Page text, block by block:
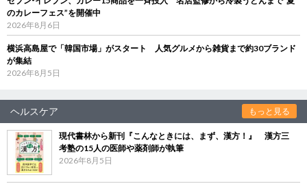
のカレーフェス”を開催中
2026年8月6日
横浜高島屋で「韓国市場」がスタート 人気グルメから雑貨まで約30ブランド
が集結
2026年8月5日
ヘルスケア もっと見る
現代書林から新刊『こんなときには、まず、漢方！』 漢方三
考塾の15人の医師や薬剤師が執筆
2026年8月5日